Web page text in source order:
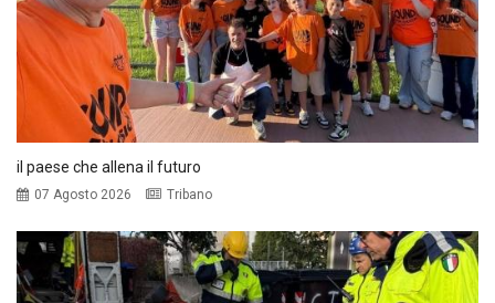
il paese che allena il futuro
07 Agosto 2026 Tribano